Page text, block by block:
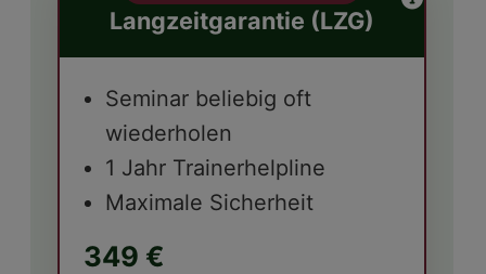
Langzeitgarantie (LZG)
Seminar beliebig oft
wiederholen
1 Jahr Trainerhelpline
Maximale Sicherheit
349 €